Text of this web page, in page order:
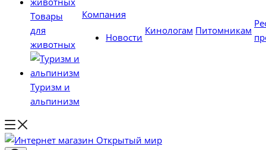
Товары
для
животных
Туризм и
альпинизм
Компания
Новости
Кинологам Питомникам